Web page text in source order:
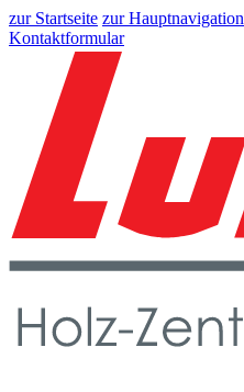
zur Startseite zur Hauptnavigation
Kontaktformular